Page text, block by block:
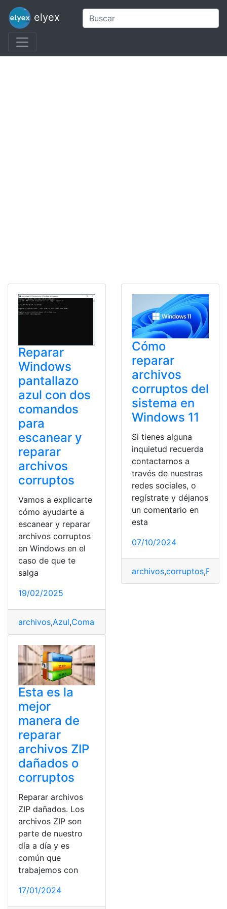
elyex
Reparar
Windows
pantallazo
azul con dos
comandos
para
escanear y
reparar
archivos
corruptos
Vamos a explicarte
cómo ayudarte a
escanear y reparar
archivos corruptos
en Windows en el
caso de que te
salga
19/02/2025
archivos,Azul,Comandos
Cómo
reparar
archivos
corruptos del
sistema en
Windows 11
Si tienes alguna
inquietud recuerda
contactarnos a
través de nuestras
redes sociales, o
regístrate y déjanos
un comentario en
esta
07/10/2024
archivos,corruptos,
Esta es la
mejor
manera de
reparar
archivos ZIP
dañados o
corruptos
Reparar archivos
ZIP dañados. Los
archivos ZIP son
parte de nuestro
día a día y es
común que
trabajemos con
17/01/2024